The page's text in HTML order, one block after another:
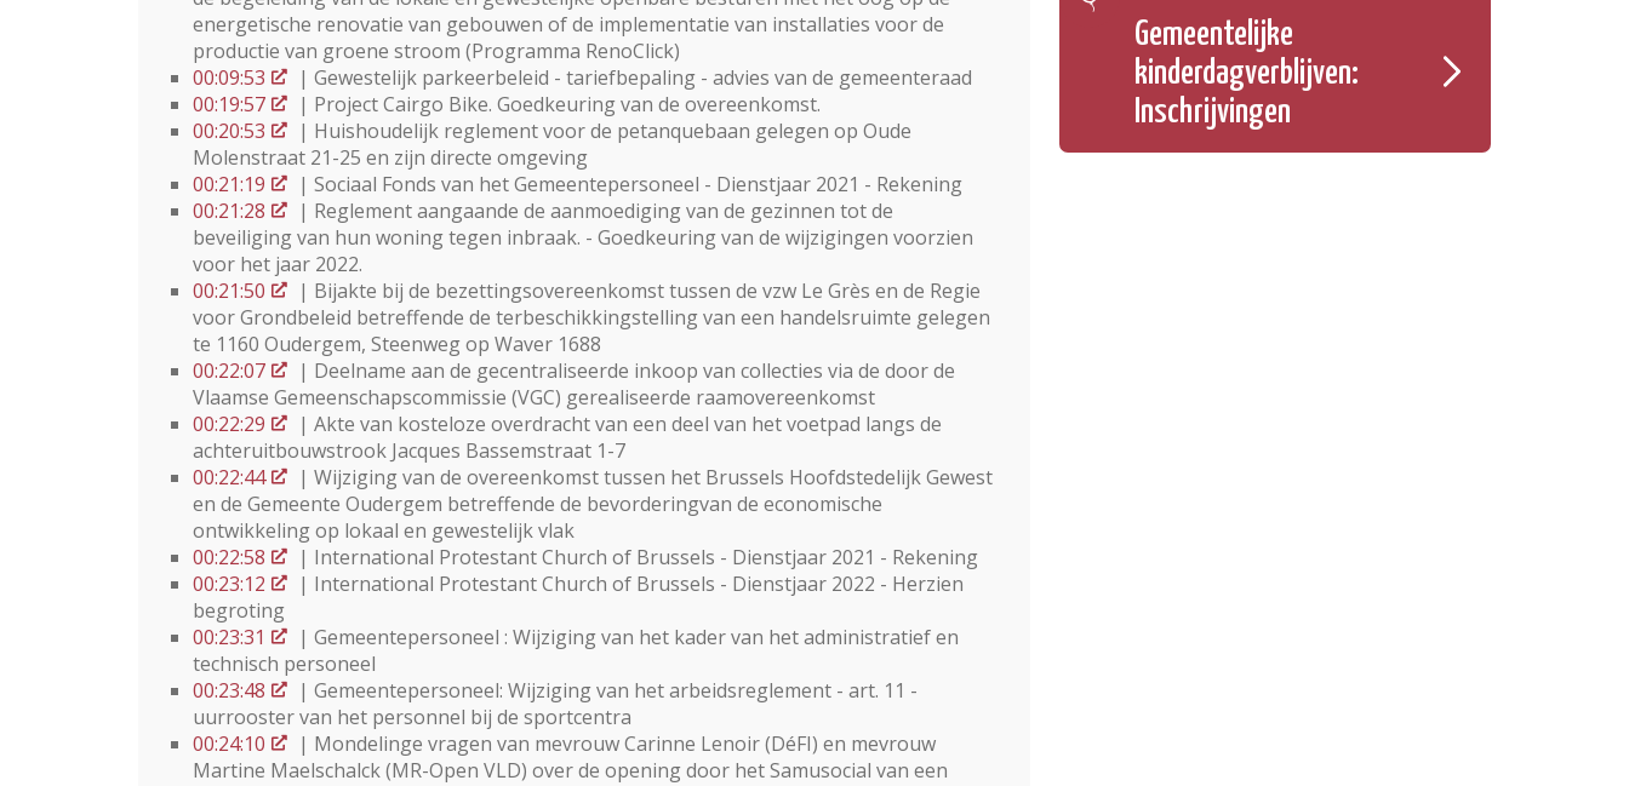
energetische renovatie van gebouwen of de implementatie van installaties voor de
productie van groene stroom (Programma RenoClick)
00:09:53
| Gewestelijk parkeerbeleid - tariefbepaling - advies van de gemeenteraad
00:19:57
| Project Cairgo Bike. Goedkeuring van de overeenkomst.
00:20:53
| Huishoudelijk reglement voor de petanquebaan gelegen op Oude
Molenstraat 21-25 en zijn directe omgeving
00:21:19
| Sociaal Fonds van het Gemeentepersoneel - Dienstjaar 2021 - Rekening
00:21:28
| Reglement aangaande de aanmoediging van de gezinnen tot de
beveiliging van hun woning tegen inbraak. - Goedkeuring van de wijzigingen voorzien
voor het jaar 2022.
00:21:50
| Bijakte bij de bezettingsovereenkomst tussen de vzw Le Grès en de Regie
voor Grondbeleid betreffende de terbeschikkingstelling van een handelsruimte gelegen
te 1160 Oudergem, Steenweg op Waver 1688
00:22:07
| Deelname aan de gecentraliseerde inkoop van collecties via de door de
Vlaamse Gemeenschapscommissie (VGC) gerealiseerde raamovereenkomst
00:22:29
| Akte van kosteloze overdracht van een deel van het voetpad langs de
achteruitbouwstrook Jacques Bassemstraat 1-7
00:22:44
| Wijziging van de overeenkomst tussen het Brussels Hoofdstedelijk Gewest
en de Gemeente Oudergem betreffende de bevorderingvan de economische
ontwikkeling op lokaal en gewestelijk vlak
00:22:58
| International Protestant Church of Brussels - Dienstjaar 2021 - Rekening
00:23:12
| International Protestant Church of Brussels - Dienstjaar 2022 - Herzien
begroting
00:23:31
| Gemeentepersoneel : Wijziging van het kader van het administratief en
technisch personeel
00:23:48
| Gemeentepersoneel: Wijziging van het arbeidsreglement - art. 11 -
uurrooster van het personnel bij de sportcentra
00:24:10
| Mondelinge vragen van mevrouw Carinne Lenoir (DéFI) en mevrouw
Martine Maelschalck (MR-Open VLD) over de opening door het Samusocial van een
Gemeentelijke
kinderdagverblijven:
Inschrijvingen